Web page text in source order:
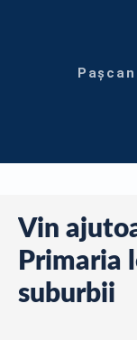
Vin
Primaria
suburbii